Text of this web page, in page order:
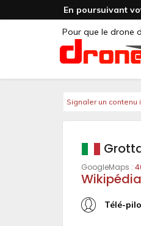
En poursuivant
Pour que le drone
Signaler un contenu
GoogleMaps :
Wikipédia
Télé-